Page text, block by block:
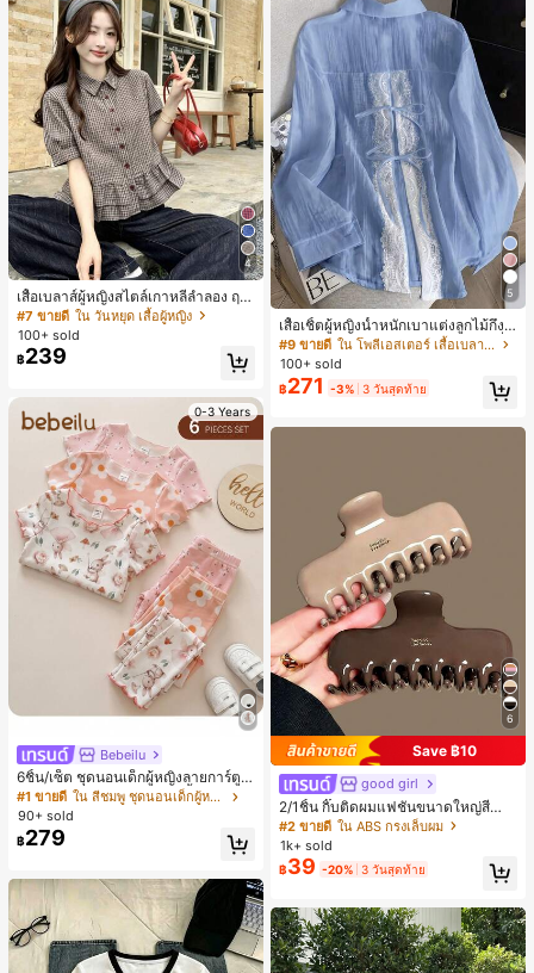
4
เสื้อเบลาส์ผู้หญิงสไตล์เกาหลีลำลอง ฤดู
ใบไม้ผลิ/ฤดูร้อนใหม่ ชายระบาย ชิคแล
ะหรูหรา
#7 ขายดี ใน วันหยุด เสื้อผู้หญิง
100+ sold
฿239
0-3 Years
Bebeilu
6ชิ้น/เซ็ต ชุดนอนเด็กผู้หญิงลายการ์ตูน
หมีและดอกไม้ คอกลม แขนสั้น กางเกง
ขาสั้น ขอบระบาย สวมใส่สบาย
#1 ขายดี
ใน สีชมพู ชุดนอนเด็กผู้หญิง
90+ sold
฿279
5
เสื้อเชิ้ตผู้หญิงน้ำหนักเบาแต่งลูกไม้กึ่งโ
ปร่งใสแบบเลเยอร์ รุ่นดีไซน์เนอร์แฟชั่น
เหมาะสำหรับฤดูใบไม้ผลิ ฤดูร้อน และฤ
ดูใบไม้ร่วง ซักด้วยเครื่องซักผ้าได้ สไต
ล์โบโฮชิค
#9 ขายดี
ใน โพลีเอสเตอร์ เสื้อเบลาส์ผู้หญิง
100+ sold
฿271 -3% 3 วันสุดท้าย
6
Save ฿10
good girl
2/1ชิ้น กิ๊บติดผมแฟชั่นขนาดใหญ่สีน้ำ
ตาลชานมสำหรับผู้หญิง เหมาะสำหรับก
ารอาบน้ำ ล้างหน้า และจัดแต่งทรงผม
#2 ขายดี ใน ABS กรงเล็บผม
1k+ sold
฿39 -20% 3 วันสุดท้าย